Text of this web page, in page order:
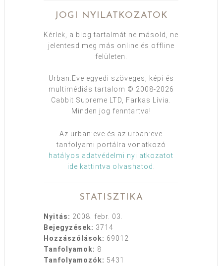
JOGI NYILATKOZATOK
Kérlek, a blog tartalmát ne másold, ne
jelentesd meg más online és offline
felületen.
Urban:Eve egyedi szöveges, képi és
multimédiás tartalom © 2008-2026
Cabbit Supreme LTD, Farkas Lívia.
Minden jog fenntartva!
Az urban:eve és az urban:eve
tanfolyami portálra vonatkozó
hatályos adatvédelmi nyilatkozatot
ide kattintva olvashatod
STATISZTIKA
Nyitás: 2008. febr. 03.
Bejegyzések: 3714
Hozzászólások: 69012
Tanfolyamok: 8
Tanfolyamozók: 5431